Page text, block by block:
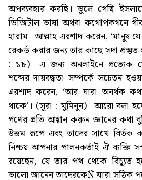
অপব্যবহার করছি। ভুলে গেছি
ডিজিটাল ভাষা অথবা কথোপকথনে
হারাম। আল্লাহ এরশাদ করেন, ‘মানুষ
রেকর্ড করার জন্য তার কাছে সদা প্রস্তুত
: ১৮)। এ জন্য অনলাইনে প্রত্যেক
শব্দের দায়বদ্ধতা সম্পর্কে সচেতন
এরশাদ করেন, ‘আর যারা অনর্থক
থাকে’। (সূরা : মুমিনুন)। আরো বলা
পথের প্রতি আহ্বান করুন জ্ঞানের কথা
উত্তম রূপে এবং তাদের সাথে বির্তক
নিশ্চয় আপনার পালনকর্তাই ঐ ব্যক্তি
রয়েছেন, যে তার পথ থেকে বিচ্যুত
ভালো জানেন তাদেরকেÑ যারা সঠিক